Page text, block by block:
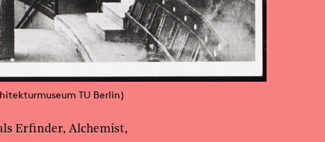
TU Berlin)
Erfinder, Alchemist,